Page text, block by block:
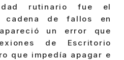
rutinario fue el
cadena de fallos en
un error que
de Escritorio
que impedía apagar e